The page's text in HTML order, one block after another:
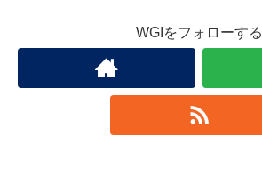
WGIをフォローする